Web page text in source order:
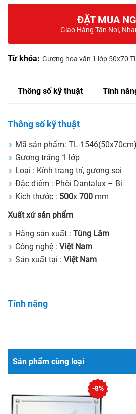
ĐẶT MUA
Giao Hàng Tận Nơi,
Từ khóa: Gương hoa văn 1 lớp 50x70 TL
Thông số kỹ thuật Tính
Thông số kỹ thuật
Mã sản phẩm: TL-1546(50x70cm)
Gương tráng 1 lớp
Loại : Kính trang trí, gương soi
Đặc điểm : Phôi Dantalux – Bỉ
Kích thước : 500x 700 mm
Xuất xứ sản phẩm
Hãng sản xuất : Tùng Lâm
Công nghệ : Việt Nam
Sản xuất tại : Việt Nam
Tính năng
Sản phẩm cùng loại
-8%